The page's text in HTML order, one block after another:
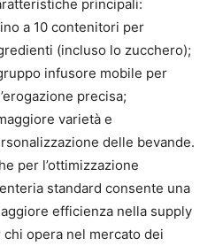
principali:
a 10 contenitori per
(incluso lo zucchero);
infusore mobile per
precisa;
varietà e
delle bevande.
per l’ottimizzazione
standard consente una
efficienza nella supply
opera nel mercato dei